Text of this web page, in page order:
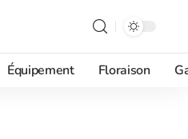
Équipement Floraison